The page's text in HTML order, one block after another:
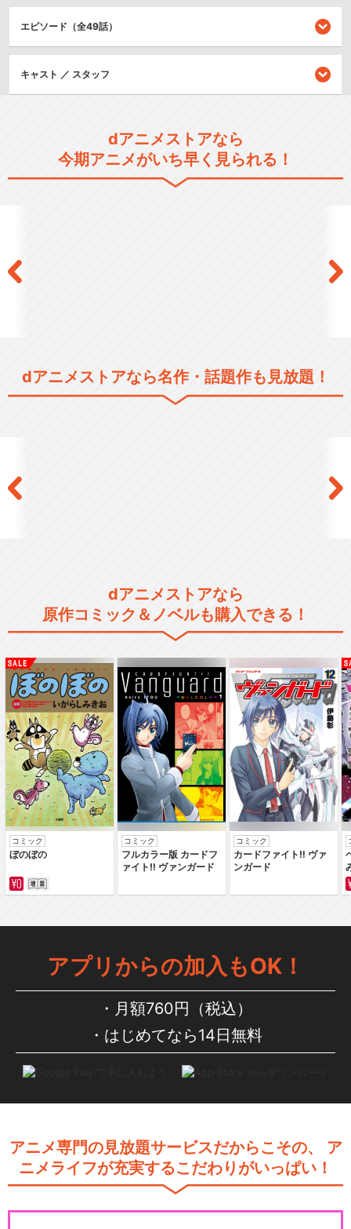
世界の荒波へと船出しようとしていた。しかし、その先では予想をはる
かに超える試練が待っていた。謎のプレイヤー“オリオンの使徒”の存在、
策略、裏切り、衝突－－。いったいこの大会は、誰のためのものなの
か……。様々な思惑が渦巻く少年サッカー世界大会ＦＦＩ（フットボール
門」が開かれた先で、イナズマジャパンのメンバーを待つものとは！？
どんな熱い戦いが、彼らに待っているのか!? 日本（にっぽん）よ！ 世
アクション/バトル
イナズマイレブンGO クロ
イナズマイレブンGO ギャラ
クシー
イナズマイレブン アレスの天
秤
劇場版イナズマイレブン 最強
劇場版イナズマイレブンＧ
Ｏ 究極の絆 グリフォン
ビー 2025
エピソード（全49話）
キャスト ／ スタッフ
dアニメストアなら
今期アニメがいち早く見られる！
dアニメストアなら名作・話題作も見放題！
dアニメストアなら
原作コミック＆ノベルも購入できる！
コミック
ぼのぼの
コミック
フルカラー版 カードフ
ァイト‼ ヴァンガード
コミック
カードファイト‼ ヴァ
ンガード
アプリからの加入もOK！
月額760円（税込）
はじめてなら14日無料
アニメ専門の見放題サービスだからこその、
ア
ニメライフが充実するこだわりがいっぱい！